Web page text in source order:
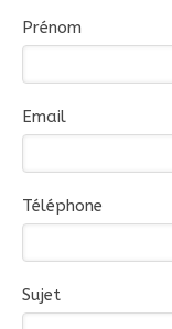
Prénom
Email
Téléphone
Sujet